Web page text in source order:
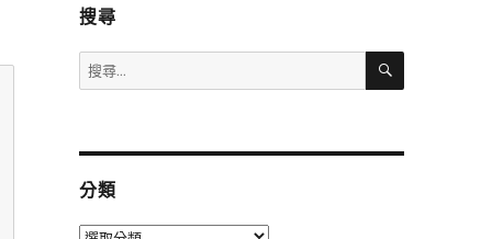
搜尋
搜
尋
字:
搜
分類
分